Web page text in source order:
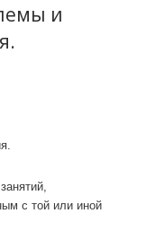
и
с той или иной